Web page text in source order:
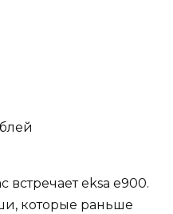
встречает eksa e900.
которые раньше